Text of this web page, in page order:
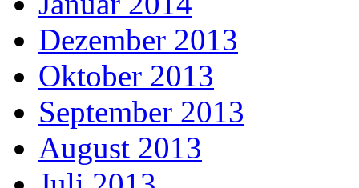
Dezember 2013
Oktober 2013
September 2013
August 2013